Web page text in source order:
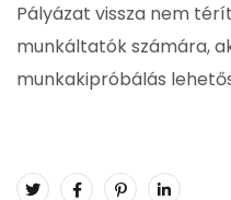
Pályázat vissza nem
munkáltatók számára,
munkakipróbálás